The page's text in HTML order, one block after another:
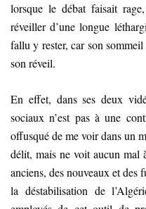
lorsque le débat faisait
réveiller d’une longue
fallu y rester, car son
son réveil.
En effet, dans ses deux
sociaux n’est pas à une
offusqué de me voir dans un
délit, mais ne voit aucun
anciens, des nouveaux et des
la déstabilisation de